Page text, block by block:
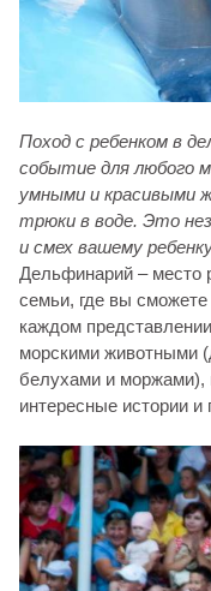
Поход с ребенком в
событие для любого
умными и красивыми
трюки в воде. Это
и смех вашему
Дельфинарий – место
семьи, где вы
каждом
морскими животными
белухами и моржами),
интересные истории